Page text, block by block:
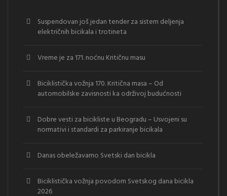
Suspendovan još jedan tender za sistem deljenja
električnih bicikala i trotineta
Vreme je za 171. noćnu Kritičnu masu
Biciklistička vožnja 170. Kritična masa – Od
automobilske zavisnosti ka održivoj budućnosti
Dobre vesti za bicikliste u Beogradu – Usvojeni su
normativi i standardi za parkiranje bicikala
Danas obeležavamo Svetski dan bicikla
Biciklistička vožnja povodom Svetskog dana bicikla
2026